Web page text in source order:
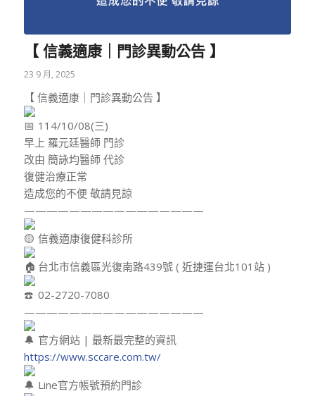
【 信義適康｜門診異動公告 】
23 9 月, 2025
【 信義適康｜門診異動公告 】
114/10/08(三)
早上 羅元廷醫師 門診
改由 簡詠均醫師 代診
復健治療正常
造成您的不便 敬請見諒
————————————————
信義適康復健科診所
台北市信義區光復南路439號 ( 近捷運台北101站 )
02-2720-7080
————————————————
官方網站 | 最新最完整的資訊
https://www.sccare.com.tw/
Line官方帳號預約門診